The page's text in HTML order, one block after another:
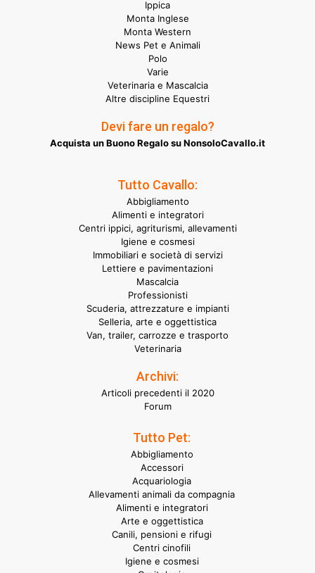
Ippica
Monta Inglese
Monta Western
News Pet e Animali
Polo
Varie
Veterinaria e Mascalcia
Altre discipline Equestri
Devi fare un regalo?
Acquista un Buono Regalo su NonsoloCavallo.it
Tutto Cavallo:
Abbigliamento
Alimenti e integratori
Centri ippici, agriturismi, allevamenti
Igiene e cosmesi
Immobiliari e società di servizi
Lettiere e pavimentazioni
Mascalcia
Professionisti
Scuderia, attrezzature e impianti
Selleria, arte e oggettistica
Van, trailer, carrozze e trasporto
Veterinaria
Archivi:
Articoli precedenti il 2020
Forum
Tutto Pet:
Abbigliamento
Accessori
Acquariologia
Allevamenti animali da compagnia
Alimenti e integratori
Arte e oggettistica
Canili, pensioni e rifugi
Centri cinofili
Igiene e cosmesi